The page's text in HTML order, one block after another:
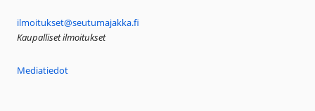
ilmoitukset@seutumajakka.fi
Kaupalliset ilmoitukset
Mediatiedot